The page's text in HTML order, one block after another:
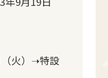
火）➝特設